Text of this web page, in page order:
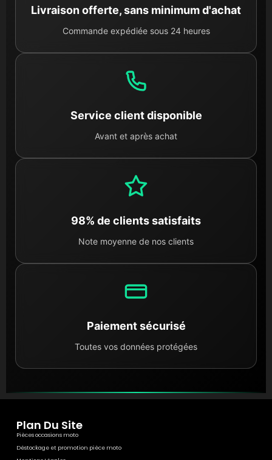
Livraison offerte, sans minimum d'achat
Commande expédiée sous 24 heures
Service client disponible
Avant et après achat
98% de clients satisfaits
Note moyenne de nos clients
Paiement sécurisé
Toutes vos données protégées
Plan Du Site
Pièces occasions moto
Déstockage et promotion pièce moto